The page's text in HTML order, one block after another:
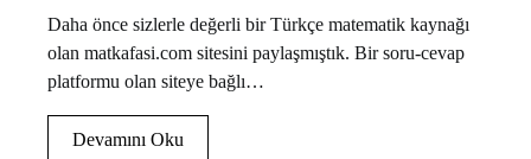
Daha önce sizlerle değerli bir Türkçe matematik kaynağı
olan matkafasi.com sitesini paylaşmıştık. Bir soru-cevap
platformu olan siteye bağlı…
Devamını Oku